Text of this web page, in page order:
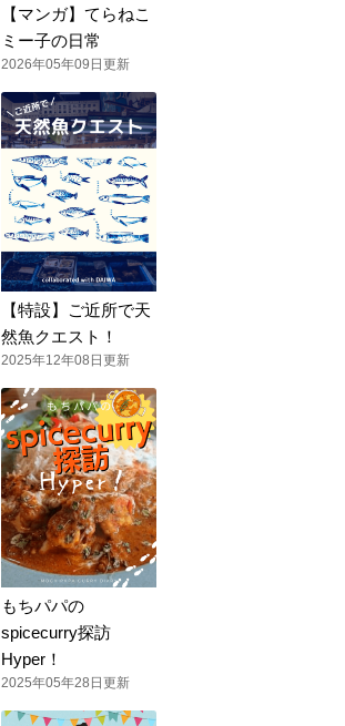
【マンガ】てらねこ
ミー子の日常
2026年05年09日更新
【特設】ご近所で天
然魚クエスト！
2025年12年08日更新
もちパパの
spicecurry探訪
Hyper！
2025年05年28日更新